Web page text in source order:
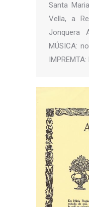
Santa
Vella, a
Jonquera
MÚSICA: